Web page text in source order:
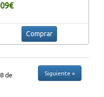
Comprar
de
Siguiente »